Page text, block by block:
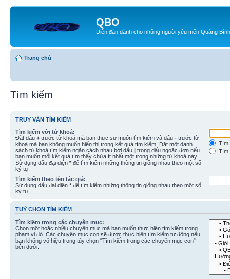
QBO
Diễn đàn dành cho những người yêu mến Quảng Bình
Trang chủ
Tìm kiếm
TRUY VẤN TÌM KIẾM
Tìm kiếm với từ khoá:
Đặt dấu + trước từ khoá mà bạn thực sự muốn tìm kiếm và dấu - trước từ
khoá mà bạn không muốn hiển thị trong kết quả tìm kiếm. Đặt một danh
sách từ khoá tìm kiếm ngăn cách nhau bởi dấu | trong dấu ngoặc đơn nếu
bạn muốn mỗi kết quả tìm thấy chứa ít nhất một trong những từ khoá này.
Sử dụng dấu đại diện * để tìm kiếm những thông tin giống nhau theo một số
ký tự.
Tìm
Tìm
Tìm kiếm theo tên tác giả:
Sử dụng dấu đại diện * để tìm kiếm những thông tin giống nhau theo một số
ký tự.
TUỲ CHỌN TÌM KIẾM
Tìm kiếm trong các chuyên mục:
Chọn một hoặc nhiều chuyên mục mà bạn muốn thực hiện tìm kiếm trong
phạm vi đó. Các chuyên mục con sẽ được thực hiện tìm kiếm tự động nếu
bạn không vô hiệu trong tùy chọn “Tìm kiếm trong các chuyên mục con”
bên dưới.